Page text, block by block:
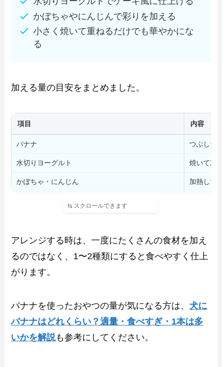
かぼちゃやにんじんで彩りを加える
小さく焼いて重ねるだけでも華やかにな
る
加える量の目安をまとめました。
項目 内容
バナナ つぶした
水切りヨーグルト 焼いて冷
かぼちゃ・にんじん 加熱して
アレンジする時は、一度にたくさんの食材を加え
るのではなく、1〜2種類にすると食べやすく仕上
がります。
バナナを使ったおやつの量が気になる方は、 犬に
バナナはどれくらい？適量・食べすぎ・1本は多
いかを解説も参考にしてください。